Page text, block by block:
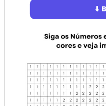
⬇